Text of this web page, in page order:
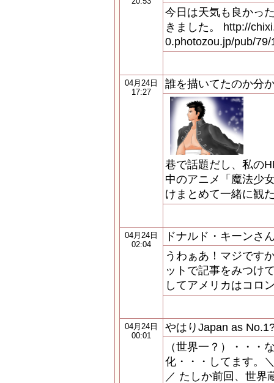
今日は天気も良かっ
きました。 http://
0.photozou.jp/pub/
04月24日
17:27
誰を描いてたのか分
巷で話題だし、私の
中のアニメ「魔法少
けまとめて一緒に観
04月24日
02:04
ドナルド・キーンさ
うわぁあ！マジです
ットで記事をみつけ
してアメリカはコロ
04月24日
00:01
やはりJapan as
（世界一？）・・・
化・・・してます。
／ たしか前回、世界